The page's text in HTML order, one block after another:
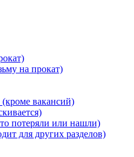
на прокат)
вакансий)
потеряли или нашли)
для других разделов)